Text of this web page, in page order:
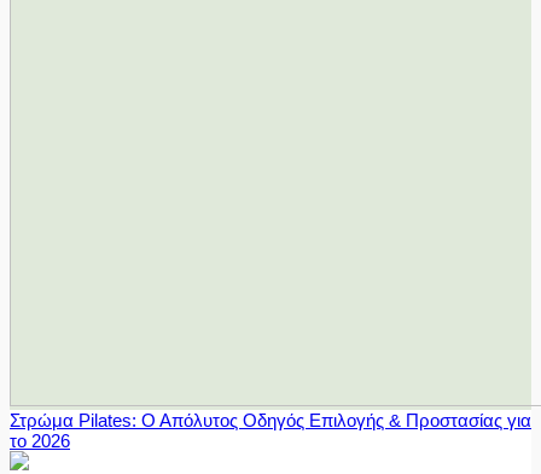
Στρώμα Pilates: Ο Απόλυτος Οδηγός Επιλογής & Προστασίας για
το 2026